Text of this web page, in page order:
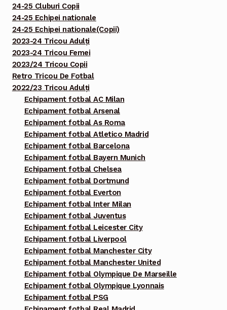
24-25 Cluburi Copii
24-25 Echipei nationale
24-25 Echipei nationale(Copii)
2023-24 Tricou Adulți
2023-24 Tricou Femei
2023/24 Tricou Copii
Retro Tricou De Fotbal
2022/23 Tricou Adulți
Echipament fotbal AC Milan
Echipament fotbal Arsenal
Echipament fotbal As Roma
Echipament fotbal Atletico Madrid
Echipament fotbal Barcelona
Echipament fotbal Bayern Munich
Echipament fotbal Chelsea
Echipament fotbal Dortmund
Echipament fotbal Everton
Echipament fotbal Inter Milan
Echipament fotbal Juventus
Echipament fotbal Leicester City
Echipament fotbal Liverpool
Echipament fotbal Manchester City
Echipament fotbal Manchester United
Echipament fotbal Olympique De Marseille
Echipament fotbal Olympique Lyonnais
Echipament fotbal PSG